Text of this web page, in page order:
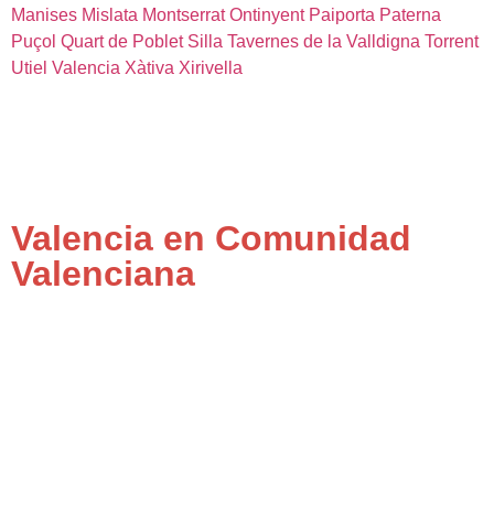
Manises Mislata Montserrat Ontinyent Paiporta Paterna
Puçol Quart de Poblet Silla Tavernes de la Valldigna Torrent
Utiel Valencia Xàtiva Xirivella
Valencia en Comunidad
Valenciana